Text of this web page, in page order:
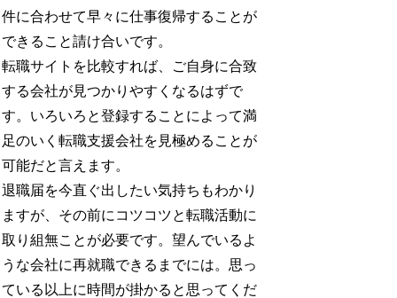
件に合わせて早々に仕事復帰することが
できること請け合いです。
転職サイトを比較すれば、ご自身に合致
する会社が見つかりやすくなるはずで
す。いろいろと登録することによって満
足のいく転職支援会社を見極めることが
可能だと言えます。
退職届を今直ぐ出したい気持ちもわかり
ますが、その前にコツコツと転職活動に
取り組無ことが必要です。望んでいるよ
うな会社に再就職できるまでには。思っ
ている以上に時間が掛かると思ってくだ